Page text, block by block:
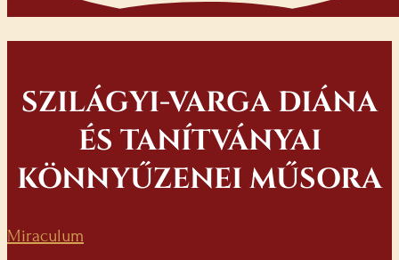
SZILÁGYI-VARGA DIÁNA
ÉS TANÍTVÁNYAI
KÖNNYŰZENEI MŰSORA
Miraculum